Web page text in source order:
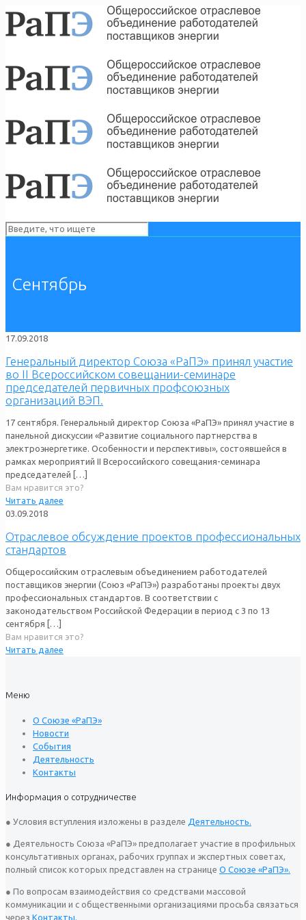
Сентябрь
17.09.2018
Генеральный директор Союза «РаПЭ» принял участие
во II Всероссийском совещании-семинаре
председателей первичных профсоюзных
организаций ВЭП.
17 сентября. Генеральный директор Союза «РаПЭ» принял участие в
панельной дискуссии «Развитие социального партнерства в
электроэнергетике. Особенности и перспективы», состоявшейся в
рамках мероприятий II Всероссийского совещания-семинара
председателей […]
Вам нравится это?
Читать далее
03.09.2018
Отраслевое обсуждение проектов профессиональных
стандартов
Общероссийским отраслевым объединением работодателей
поставщиков энергии (Союз «РаПЭ») разработаны проекты двух
профессиональных стандартов. В соответствии с
законодательством Российской Федерации в период с 3 по 13
сентября […]
Вам нравится это?
Читать далее
Меню
О Союзе «РаПЭ»
Новости
События
Деятельность
Контакты
Информация о сотрудничестве
● Условия вступления изложены в разделе Деятельность.
● Деятельность Союза «РаПЭ» предполагает участие в профильных
консультативных органах, рабочих группах и экспертных советах,
полный список которых представлен на странице О Союзе «РаПЭ».
● По вопросам взаимодействия со средствами массовой
коммуникации и с общественными организациями просьба связаться
через Контакты.